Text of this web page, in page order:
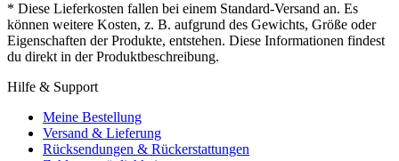
* Diese Lieferkosten fallen bei einem Standard-Versand an. Es
können weitere Kosten, z. B. aufgrund des Gewichts, Größe oder
Eigenschaften der Produkte, entstehen. Diese Informationen findest
du direkt in der Produktbeschreibung.
Hilfe & Support
Meine Bestellung
Versand & Lieferung
Rücksendungen & Rückerstattungen